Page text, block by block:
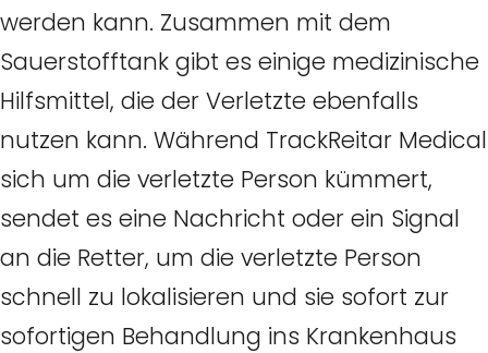
werden kann. Zusammen mit dem
Sauerstofftank gibt es einige medizinische
Hilfsmittel, die der Verletzte ebenfalls
nutzen kann. Während TrackReitar Medical
sich um die verletzte Person kümmert,
sendet es eine Nachricht oder ein Signal
an die Retter, um die verletzte Person
schnell zu lokalisieren und sie sofort zur
sofortigen Behandlung ins Krankenhaus